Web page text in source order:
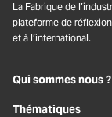
La Fabrique de
plateforme de
et à l’international.
Qui sommes nous ?
Thématiques